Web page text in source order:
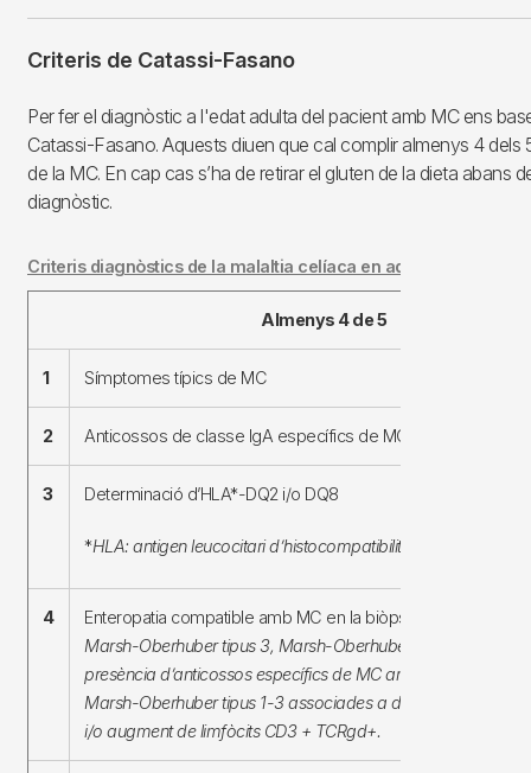
Criteris de Catassi-Fasano
Per fer el diagnòstic a l'edat adulta del pacient amb MC ens
Catassi-Fasano. Aquests diuen que cal complir almenys 4 dels
de la MC. En cap cas s’ha de retirar el gluten de la dieta abans
diagnòstic.
Criteris diagnòstics de la malaltia celíaca en adults
Almenys 4 de 5
1 Símptomes típics de MC
2 Anticossos de classe IgA específics de MC amb títols alts
3 Determinació d’HLA*-DQ2 i/o DQ8
*HLA: antigen leucocitari d’histocompatibilitat
4 Enteropatia compatible amb MC en la biòpsia intestinal:
Marsh-Oberhuber tipus 3, Marsh-Oberhuber tipus 1-2
presència d’anticossos específics de MC amb títols baixos/
Marsh-Oberhuber tipus 1-3 associades a dipòsits
i/o augment de limfòcits CD3 + TCRgd+.